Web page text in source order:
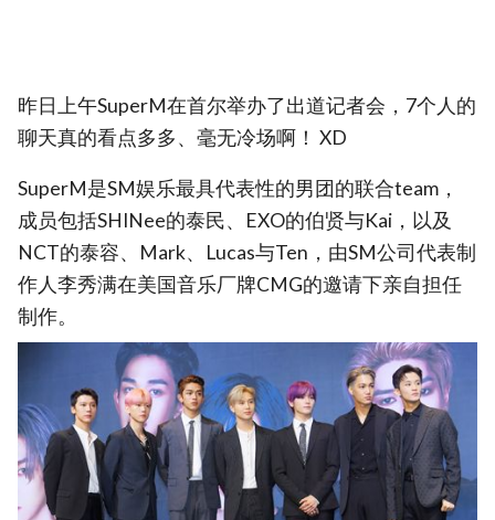
昨日上午SuperM在首尔举办了出道记者会，7个人的
聊天真的看点多多、毫无冷场啊！ XD
SuperM是SM娱乐最具代表性的男团的联合team，
成员包括SHINee的泰民、EXO的伯贤与Kai，以及
NCT的泰容、Mark、Lucas与Ten，由SM公司代表制
作人李秀满在美国音乐厂牌CMG的邀请下亲自担任
制作。